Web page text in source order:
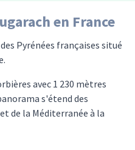
en France
Pyrénées françaises situé
avec 1 230 mètres
s'étend des
de la Méditerranée à la